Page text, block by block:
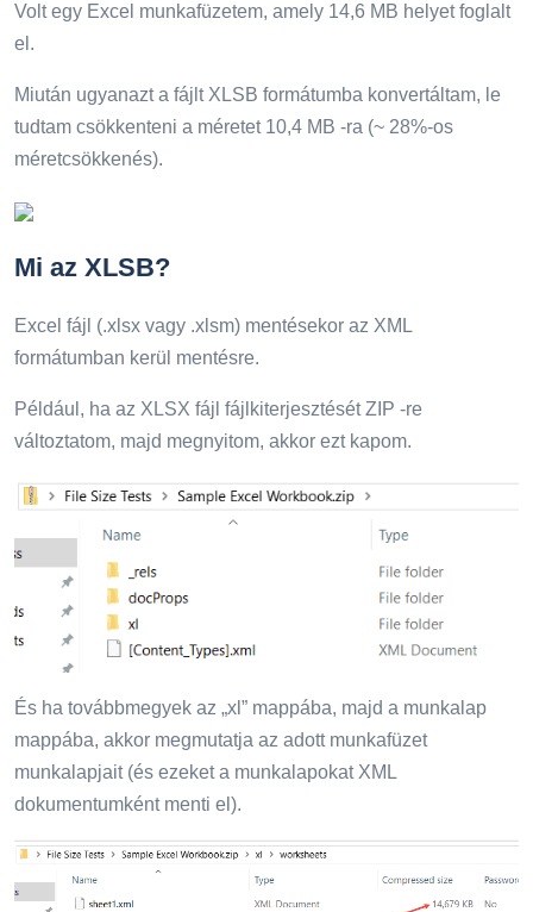
Volt egy Excel munkafüzetem, amely 14,6 MB helyet foglalt
el.
Miután ugyanazt a fájlt XLSB formátumba konvertáltam, le
tudtam csökkenteni a méretet 10,4 MB -ra (~ 28%-os
méretcsökkenés).
Mi az XLSB?
Excel fájl (.xlsx vagy .xlsm) mentésekor az XML
formátumban kerül mentésre.
Például, ha az XLSX fájl fájlkiterjesztését ZIP -re
változtatom, majd megnyitom, akkor ezt kapom.
És ha továbbmegyek az „xl” mappába, majd a munkalap
mappába, akkor megmutatja az adott munkafüzet
munkalapjait (és ezeket a munkalapokat XML
dokumentumként menti el).